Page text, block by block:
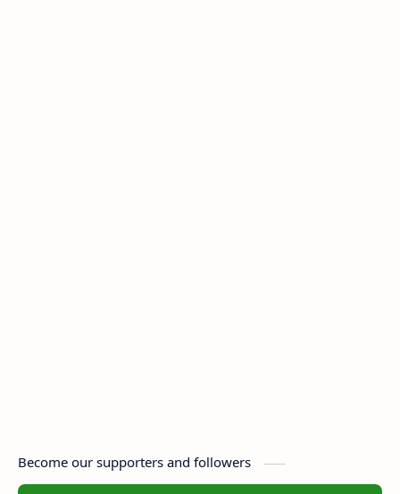
Become our supporters and followers